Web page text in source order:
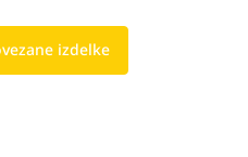
izdelke